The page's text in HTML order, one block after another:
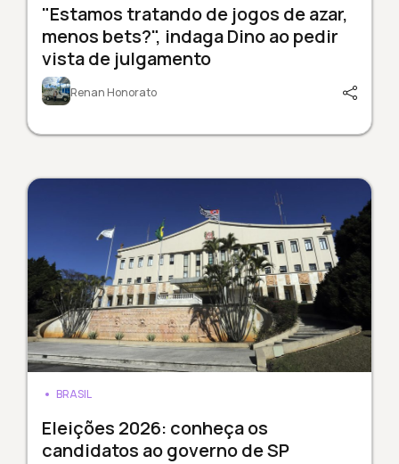
"Estamos tratando de jogos de azar,
menos bets?", indaga Dino ao pedir
vista de julgamento
Renan Honorato
BRASIL
Eleições 2026: conheça os
candidatos ao governo de SP